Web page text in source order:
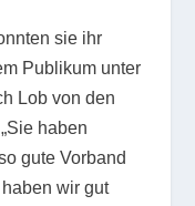
sie ihr
Publikum unter
Lob von den
haben
gute Vorband
wir gut